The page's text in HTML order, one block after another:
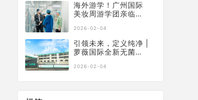
海外游学！广州国际
美妆周游学团亲临萝
溯源“中国智造”
2026-02-04
引领未来，定义纯净 |
萝薇国际全新无菌制
幕，构建大健康产业
2026-02-04